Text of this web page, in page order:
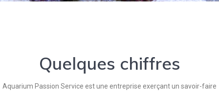
Quelques chiffres
Aquarium Passion Service est une entreprise exerçant un savoir-faire